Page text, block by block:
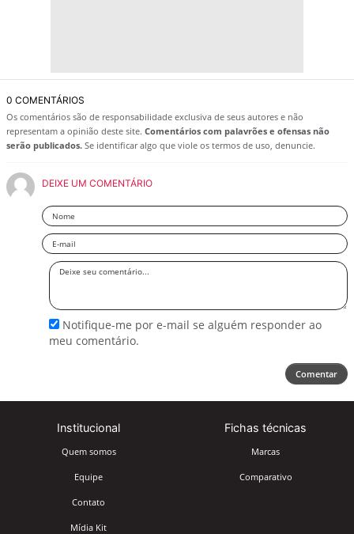
0 COMENTÁRIOS
Os comentários são de responsabilidade exclusiva de seus autores e não
representam a opinião deste site. Comentários com palavrões e ofensas não
serão publicados. Se identificar algo que viole os termos de uso, denuncie.
DEIXE UM COMENTÁRIO
Nome
Email
Deixe
Notifique-me por e-mail se alguém responder ao
meu comentário.
Comentar
Institucional
Quem somos
Equipe
Contato
Mídia Kit
Fichas técnicas
Marcas
Comparativo